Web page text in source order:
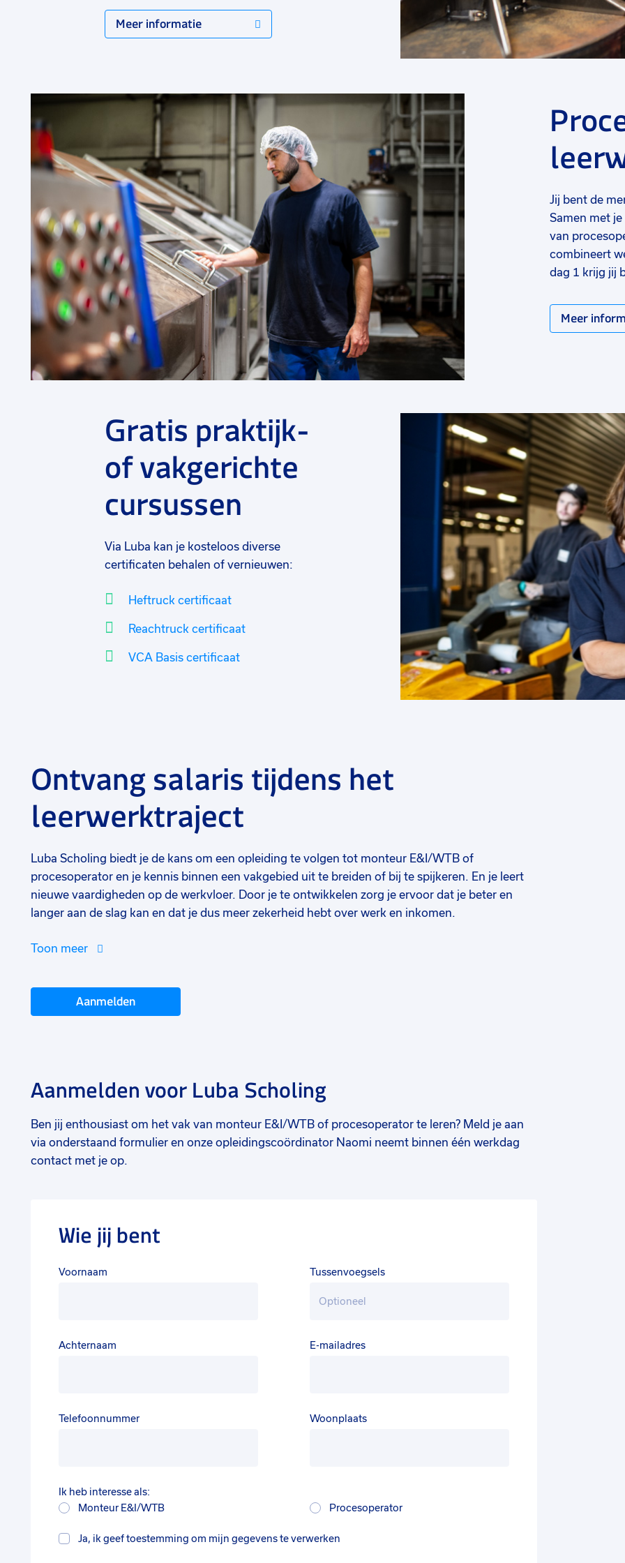
Meer informatie
Jij bent de
Samen met
van
combineert
dag 1 krijg jij
Meer
Gratis praktijk-
of vakgerichte
cursussen
Via Luba kan je kosteloos diverse
certificaten behalen of vernieuwen:
Heftruck certificaat
Reachtruck certificaat
VCA Basis certificaat
Ontvang salaris tijdens het
leerwerktraject
Luba Scholing biedt je de kans om een opleiding te volgen tot monteur E&I/WTB of
procesoperator en je kennis binnen een vakgebied uit te breiden of bij te spijkeren. En je leert
nieuwe vaardigheden op de werkvloer. Door je te ontwikkelen zorg je ervoor dat je beter en
langer aan de slag kan en dat je dus meer zekerheid hebt over werk en inkomen.
Toon meer
Aanmelden
Aanmelden voor Luba Scholing
Ben jij enthousiast om het vak van monteur E&I/WTB of procesoperator te leren? Meld je aan
via onderstaand formulier en onze opleidingscoördinator Naomi neemt binnen één werkdag
contact met je op.
Wie jij bent
Voornaam Tussenvoegsels
Achternaam E-mailadres
Telefoonnummer Woonplaats
Ik heb interesse als:
Monteur E&I/WTB
Procesoperator
Ja, ik geef toestemming om mijn gegevens te verwerken